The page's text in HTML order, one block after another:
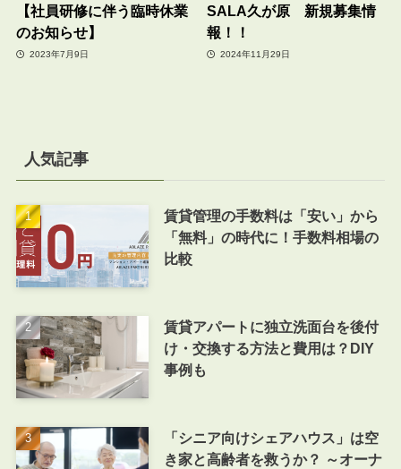
【社員研修に伴う臨時休業
のお知らせ】
2023年7月9日
SALA久が原 新規募集情
報！！
2024年11月29日
人気記事
賃貸管理の手数料は「安い」から
「無料」の時代に！手数料相場の
比較
賃貸アパートに独立洗面台を後付
け・交換する方法と費用は？DIY
事例も
「シニア向けシェアハウス」は空
き家と高齢者を救うか？ ～オーナ